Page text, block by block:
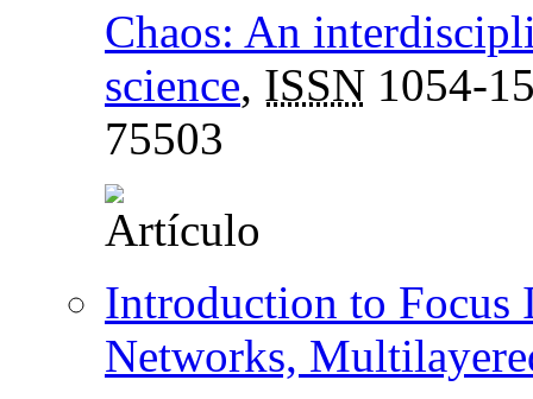
Chaos: An
science, ISSN 1054-
75503
Introduction to Focus
Networks,